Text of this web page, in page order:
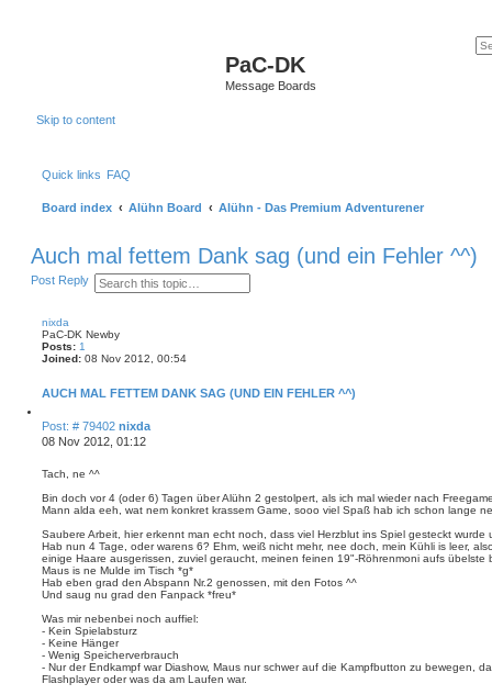
PaC-DK
Message Boards
Skip to content
Quick links FAQ
Board index Alühn Board Alühn - Das Premium Adventurener
Auch mal fettem Dank sag (und ein Fehler ^^)
Post Reply S
e
c
A
d
n
e
e
r
c
h
nixda
PaC-DK Newby
Posts: 1
Joined: 08 Nov 2012, 00:54
AUCH MAL FETTEM DANK SAG (UND EIN FEHLER ^^)
u
o
t
Post: # 79402P
o
nixda
08 Nov 2012, 01:12
Tach, ne ^^
Bin doch vor 4 (oder 6) Tagen über Alühn 2 gestolpert, als ich mal wieder nach
Mann alda eeh, wat nem konkret krassem Game, sooo viel Spaß hab ich schon lange
Saubere Arbeit, hier erkennt man echt noch, dass viel Herzblut ins Spiel gesteckt
Hab nun 4 Tage, oder warens 6? Ehm, weiß nicht mehr, nee doch, mein Kühli is leer,
einige Haare ausgerissen, zuviel geraucht, meinen feinen 19"-Röhrenmoni aufs
Maus is ne Mulde im Tisch *g*
Hab eben grad den Abspann Nr.2 genossen, mit den Fotos ^^
Und saug nu grad den Fanpack *freu*
Was mir nebenbei noch auffiel:
- Kein Spielabsturz
- Keine Hänger
- Wenig Speicherverbrauch
- Nur der Endkampf war Diashow, Maus nur schwer auf die Kampfbutton zu bewegen,
Flashplayer oder was da am Laufen war.